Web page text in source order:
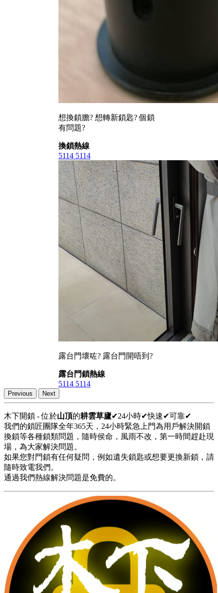
想換鎖膽? 想轉新鎖匙? 個鎖
有問題?
換鎖熱線
5114 5114
露台門壞咗? 露台門開唔到?
露台門鎖熱線
5114 5114
Previous Next
木下開鎖 - 位於山頂的耕雲草廬✔24小時✔快速✔可靠✔
我們的鎖匠團隊全年365天，24小時緊急上門為用戶解決開鎖
換鎖等各種鎖類問題，隨時侯命，風雨不改，第一時間趕赴現
場，為大家解決問題。
如果您對門鎖有任何疑問，例如遺失鎖匙或想要更換新鎖，請
隨時致電我們。
通過我們熱線解決問題是免費的。